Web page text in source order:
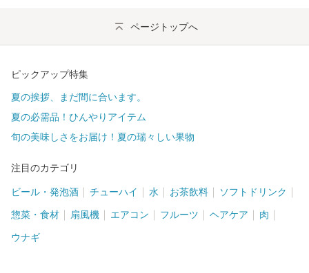
ページトップへ
ピックアップ特集
夏の挨拶、まだ間に合います。
夏の必需品！ひんやりアイテム
旬の美味しさをお届け！夏の瑞々しい果物
注目のカテゴリ
ビール・発泡酒 チューハイ 水 お茶飲料 ソフトドリンク
惣菜・食材 扇風機 エアコン フルーツ ヘアケア 肉
ウナギ